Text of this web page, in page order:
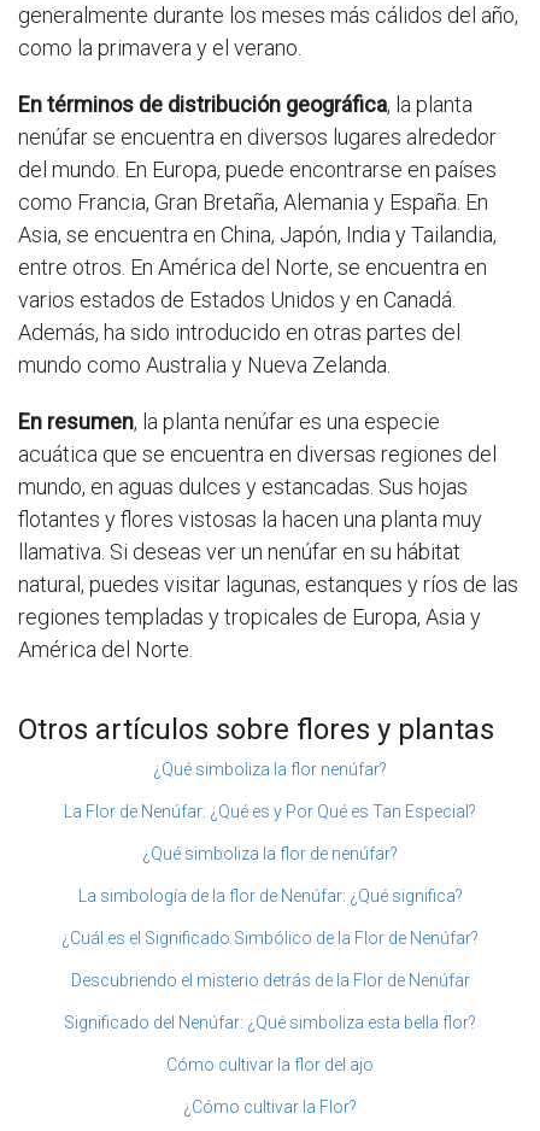
generalmente durante los meses más cálidos del año,
como la primavera y el verano.
En términos de distribución geográfica, la planta
nenúfar se encuentra en diversos lugares alrededor
del mundo. En Europa, puede encontrarse en países
como Francia, Gran Bretaña, Alemania y España. En
Asia, se encuentra en China, Japón, India y Tailandia,
entre otros. En América del Norte, se encuentra en
varios estados de Estados Unidos y en Canadá.
Además, ha sido introducido en otras partes del
mundo como Australia y Nueva Zelanda.
En resumen, la planta nenúfar es una especie
acuática que se encuentra en diversas regiones del
mundo, en aguas dulces y estancadas. Sus hojas
flotantes y flores vistosas la hacen una planta muy
llamativa. Si deseas ver un nenúfar en su hábitat
natural, puedes visitar lagunas, estanques y ríos de las
regiones templadas y tropicales de Europa, Asia y
América del Norte.
Otros artículos sobre flores y plantas
¿Qué simboliza la flor nenúfar?
La Flor de Nenúfar: ¿Qué es y Por Qué es Tan Especial?
¿Qué simboliza la flor de nenúfar?
La simbología de la flor de Nenúfar: ¿Qué significa?
¿Cuál es el Significado Simbólico de la Flor de Nenúfar?
Descubriendo el misterio detrás de la Flor de Nenúfar
Significado del Nenúfar: ¿Qué simboliza esta bella flor?
Cómo cultivar la flor del ajo
¿Cómo cultivar la Flor?